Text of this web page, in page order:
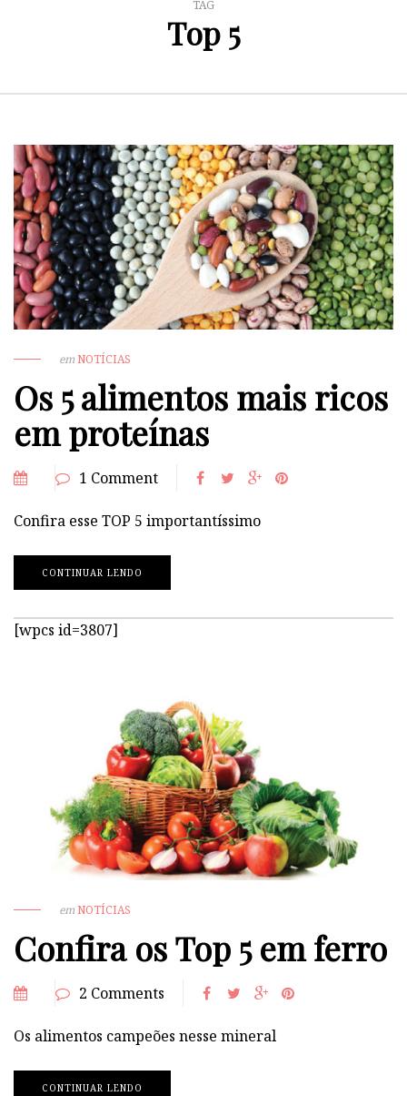
TAG
Top 5
emNOTÍCIAS
Os 5 alimentos mais ricos
em proteínas
1 Comment
Confira esse TOP 5 importantíssimo
CONTINUAR LENDO
[wpcs id=3807]
emNOTÍCIAS
Confira os Top 5 em ferro
2 Comments
Os alimentos campeões nesse mineral
CONTINUAR LENDO